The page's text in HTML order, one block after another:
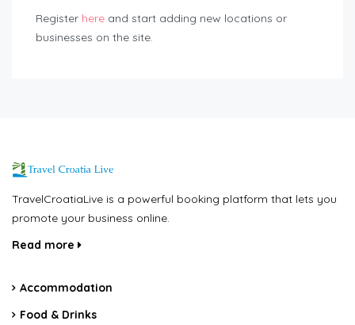
Register here and start adding new locations or
businesses on the site.
TravelCroatiaLive is a powerful booking platform that lets you
promote your business online.
Read more
Accommodation
Food & Drinks